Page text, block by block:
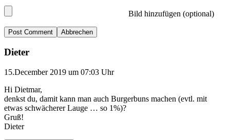
Bild hinzufügen (optional)
Abbrechen
Dieter
15.December 2019 um 07:03 Uhr
Hi Dietmar,
denkst du, damit kann man auch Burgerbuns machen (evtl. mit
etwas schwächerer Lauge … so 1%)?
Gruß!
Dieter